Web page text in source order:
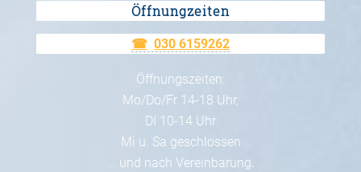
Öffnungzeiten
030 6159262
Öffnungszeiten:
Mo/Do/Fr 14-18 Uhr,
DI 10-14 Uhr
Mi u. Sa geschlossen
... und nach Vereinbarung.